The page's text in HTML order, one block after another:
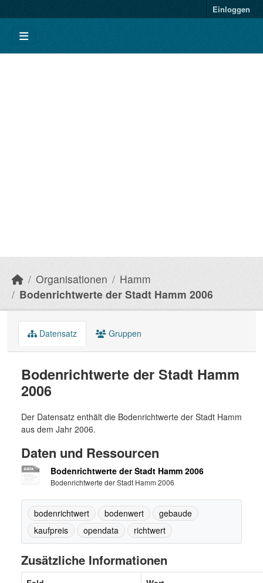
Einloggen
Organisationen
Hamm
Bodenrichtwerte der Stadt Hamm 2006
Datensatz Gruppen
Bodenrichtwerte der Stadt Hamm
2006
Der Datensatz enthält die Bodenrichtwerte der Stadt Hamm
aus dem Jahr 2006.
Daten und Ressourcen
Bodenrichtwerte der Stadt Hamm 2006
Bodenrichtwerte der Stadt Hamm 2006
bodenrichtwert bodenwert
gebaude
kaufpreis
opendata richtwert
Zusätzliche Informationen